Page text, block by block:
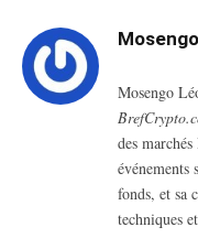
Mosengo
des
événements
fonds, et sa
techniques